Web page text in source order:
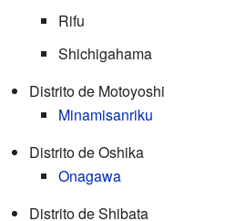
Rifu
Shichigahama
Distrito de Motoyoshi
Minamisanriku
Distrito de Oshika
Onagawa
Distrito de Shibata